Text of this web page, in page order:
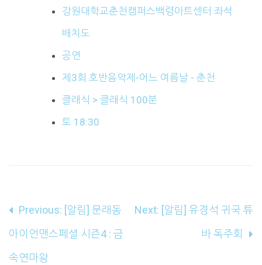
강원대학교춘천캠퍼스백령아트센터 좌석
배치도
공연
제3회 호반음악제-어느 여름날 - 춘천
클래식 > 클래식 100분
토 18:30
글
내
비
Previous: [알림] 문래동
아이언맨스페셜 시즌4 : 금
속연마왕
Next: [알림] 유경석 귀국 튜
바 독주회